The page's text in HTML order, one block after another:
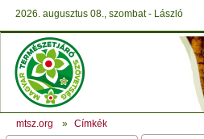
2026. augusztus 08., szombat - László
mtsz.org » Címkék